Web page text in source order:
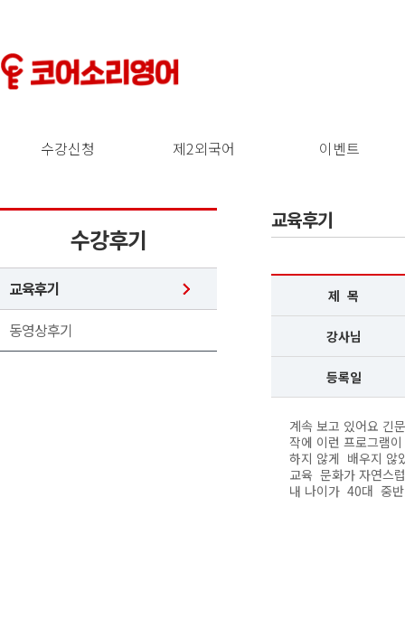
수강신청 제2외국어 이벤트
수강후기
교육후기
동영상후기
교육후기
제 목
강사님
등록일
계속 보고 있어요 긴
작에 이런 프로그램
하지 않게 배우지
교육 문화가 자연스
내 나이가 40대 중